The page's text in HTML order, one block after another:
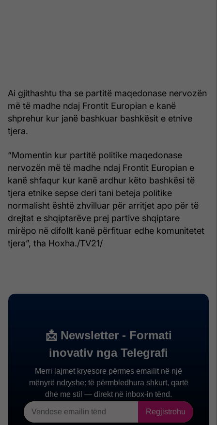
Ai gjithashtu tha se partitë maqedonase nervozën
më të madhe ndaj Frontit Europian e kanë
shprehur kur janë bashkuar bashkësit e etnive
tjera.
“Momentin kur partitë politike maqedonase
nervozën më të madhe ndaj Frontit Europian e
kanë shfaqur kur kanë ardhur këto bashkësi të
tjera etnike sepse deri tani beteja politike
normalisht është zhvilluar për arritjet apo për të
drejtat e shqiptarëve prej partive shqiptare
mirëpo në difollt kanë përfituar edhe komunitetet
tjera”, tha Hoxha./TV21/